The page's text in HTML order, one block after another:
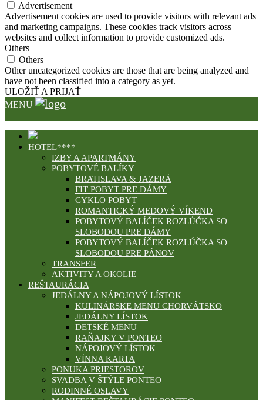
Advertisement
Advertisement cookies are used to provide visitors with relevant ads
and marketing campaigns. These cookies track visitors across
websites and collect information to provide customized ads.
Others
Others
Other uncategorized cookies are those that are being analyzed and
have not been classified into a category as yet.
ULOŽIŤ A PRIJAŤ
MENU
HOTEL****
IZBY A APARTMÁNY
POBYTOVÉ BALÍKY
BRATISLAVA & JAZERÁ
FIT POBYT PRE DÁMY
CYKLO POBYT
ROMANTICKÝ MEDOVÝ VÍKEND
POBYTOVÝ BALÍČEK ROZLÚČKA SO
SLOBODOU PRE DÁMY
POBYTOVÝ BALÍČEK ROZLÚČKA SO
SLOBODOU PRE PÁNOV
TRANSFER
AKTIVITY A OKOLIE
REŠTAURÁCIA
JEDÁLNY A NÁPOJOVÝ LÍSTOK
KULINÁRSKE MENU CHORVÁTSKO
JEDÁLNY LÍSTOK
DETSKÉ MENU
RAŇAJKY V PONTEO
NÁPOJOVÝ LÍSTOK
VÍNNA KARTA
PONUKA PRIESTOROV
SVADBA V ŠTÝLE PONTEO
RODINNÉ OSLAVY